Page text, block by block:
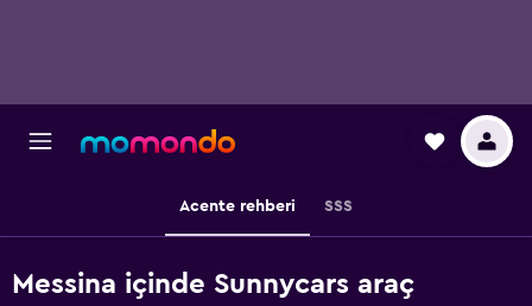
Acente rehberi SSS
Messina içinde Sunnycars araç